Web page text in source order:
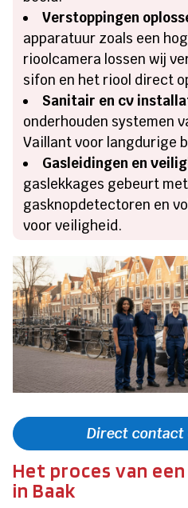
Verstoppingen
apparatuur zoals een
rioolcamera lossen wij
sifon en het riool direct
Sanitair en cv
onderhouden systemen
Vaillant voor langdurige
Gasleidingen en
gaslekkages gebeurt
gasknopdetectoren en
voor veiligheid.
Direct contact
Het proces van
in Baak